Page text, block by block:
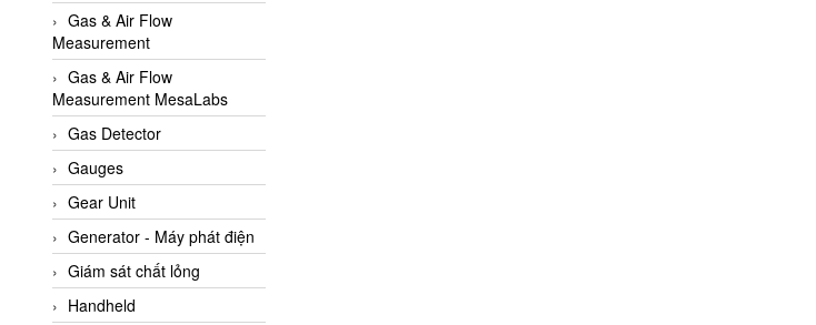
Argal
AS ENERGI
ASCO CO2
Asker
AT2E
ATC Pneumatic
ATEX System
ATI - IA
ATI (Analytical Technology
Inc)
Gas & Air Flow
Measurement
Gas & Air Flow
Measurement MesaLabs
Gas Detector
Gauges
Gear Unit
Generator - Máy phát điện
Giám sát chất lỏng
Handheld